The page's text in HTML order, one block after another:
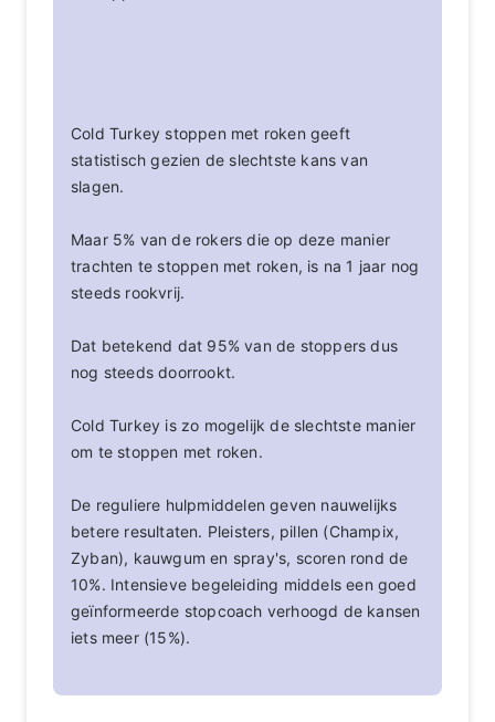
Cold Turkey stoppen met roken geeft
statistisch gezien de slechtste kans van
slagen.
Maar 5% van de rokers die op deze manier
trachten te stoppen met roken, is na 1 jaar nog
steeds rookvrij.
Dat betekend dat 95% van de stoppers dus
nog steeds doorrookt.
Cold Turkey is zo mogelijk de slechtste manier
om te stoppen met roken.
De reguliere hulpmiddelen geven nauwelijks
betere resultaten. Pleisters, pillen (Champix,
Zyban), kauwgum en spray's, scoren rond de
10%. Intensieve begeleiding middels een goed
geïnformeerde stopcoach verhoogd de kansen
iets meer (15%).